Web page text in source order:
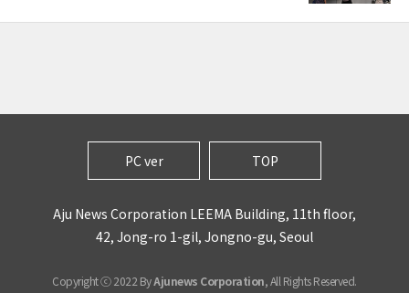
PC ver TOP
Aju News Corporation LEEMA Building, 11th floor,
42, Jong-ro 1-gil, Jongno-gu, Seoul
Copyright ⓒ 2022 ByAjunews Corporation, All Rights Reserved.